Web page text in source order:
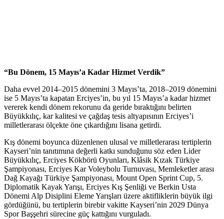
“Bu Dönem, 15 Mayıs’a Kadar Hizmet Verdik”
Daha evvel 2014–2015 dönemini 3 Mayıs’ta, 2018–2019 dönemini
ise 5 Mayıs’ta kapatan Erciyes’in, bu yıl 15 Mayıs’a kadar hizmet
vererek kendi dönem rekorunu da geride bıraktığını belirten
Büyükkılıç, kar kalitesi ve çağdaş tesis altyapısının Erciyes’i
milletlerarası ölçekte öne çıkardığını lisana getirdi.
Kış dönemi boyunca düzenlenen ulusal ve milletlerarası tertiplerin
Kayseri’nin tanıtımına değerli katkı sunduğunu söz eden Lider
Büyükkılıç, Erciyes Kökbörü Oyunları, Klâsik Kızak Türkiye
Şampiyonası, Erciyes Kar Voleybolu Turnuvası, Memleketler arası
Dağ Kayağı Türkiye Şampiyonası, Mount Open Sprint Cup, 5.
Diplomatik Kayak Yarışı, Erciyes Kış Şenliği ve Berkin Usta
Dönemi Alp Disiplini Eleme Yarışları üzere aktifliklerin büyük ilgi
gördüğünü, bu tertiplerin birebir vakitte Kayseri’nin 2029 Dünya
Spor Başşehri sürecine güç kattığını vurguladı.